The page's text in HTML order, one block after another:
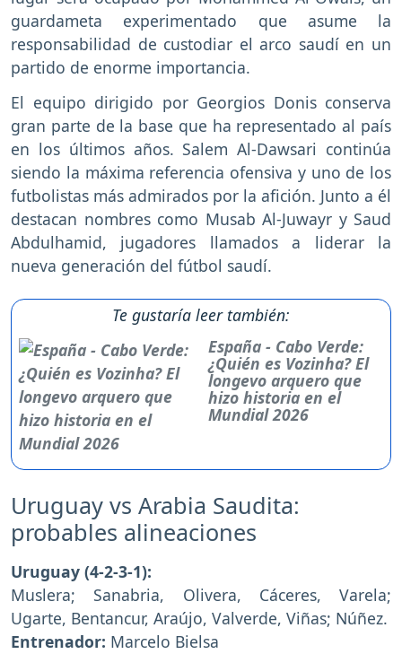
guardameta experimentado que asume la
responsabilidad de custodiar el arco saudí en un
partido de enorme importancia.
El equipo dirigido por Georgios Donis conserva
gran parte de la base que ha representado al país
en los últimos años. Salem Al-Dawsari continúa
siendo la máxima referencia ofensiva y uno de los
futbolistas más admirados por la afición. Junto a él
destacan nombres como Musab Al-Juwayr y Saud
Abdulhamid, jugadores llamados a liderar la
nueva generación del fútbol saudí.
Te gustaría leer también:
España - Cabo Verde:
¿Quién es Vozinha? El
longevo arquero que
hizo historia en el
Mundial 2026
Uruguay vs Arabia Saudita:
probables alineaciones
Uruguay (4-2-3-1):
Muslera; Sanabria, Olivera, Cáceres, Varela;
Ugarte, Bentancur, Araújo, Valverde, Viñas; Núñez.
Entrenador: Marcelo Bielsa